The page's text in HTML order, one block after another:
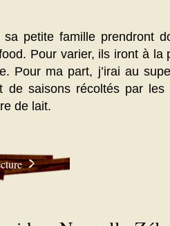
petite famille prendront
Pour varier, ils iront à la
Pour ma part, j’irai au
de saisons récoltés par
de lait.